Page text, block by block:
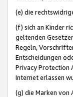
(e) die
(f) sich an Kinder
geltenden
Regeln,
Entscheidungen
Privacy Protection
Internet erlassen
(g) die Marken von